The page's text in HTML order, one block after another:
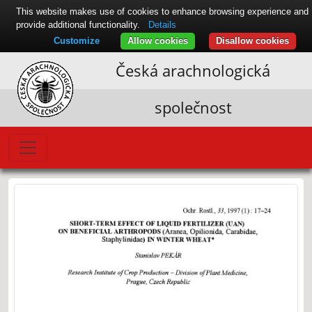
Česká arachnologická
společnost
This website makes use of cookies to enhance browsing experience and
provide additional functionality.
Details
Disallow cookies
Allow cookies
Customize